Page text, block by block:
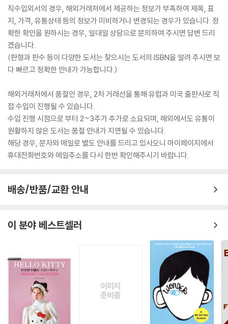
직수입외서의 경우, 해외거래처에서 제공하는 정보가 부족하여 제목, 표
지, 가격, 유통상태 등의 정보가 미비하거나 변경되는 경우가 있습니다. 정
확한 확인을 원하시는 경우, 일대일 상담으로 문의하여 주시면 답변 드리
겠습니다.
(판형과 판수 등이 다양한 도서는 찾으시는 도서의 ISBN을 알려 주시면 보
다 빠르고 정확한 안내가 가능합니다.)
해외거래처에서 품절인 경우, 2차 거래선을 통해 유럽과 미국 출판사로 직
접 수입이 진행될 수 있습니다.
수입 진행 시점으로 부터 2~3주가 추가로 소요되며, 해외에서도 유통이
원활하지 않은 도서는 품절 안내가 지연될 수 있습니다.
해당 경우, 문자와 메일로 별도 안내를 드리고 있사오니 마이페이지에서
휴대전화번호와 메일주소를 다시 한번 확인해주시기 바랍니다.
배송/반품/교환 안내
이 분야 베스트셀러